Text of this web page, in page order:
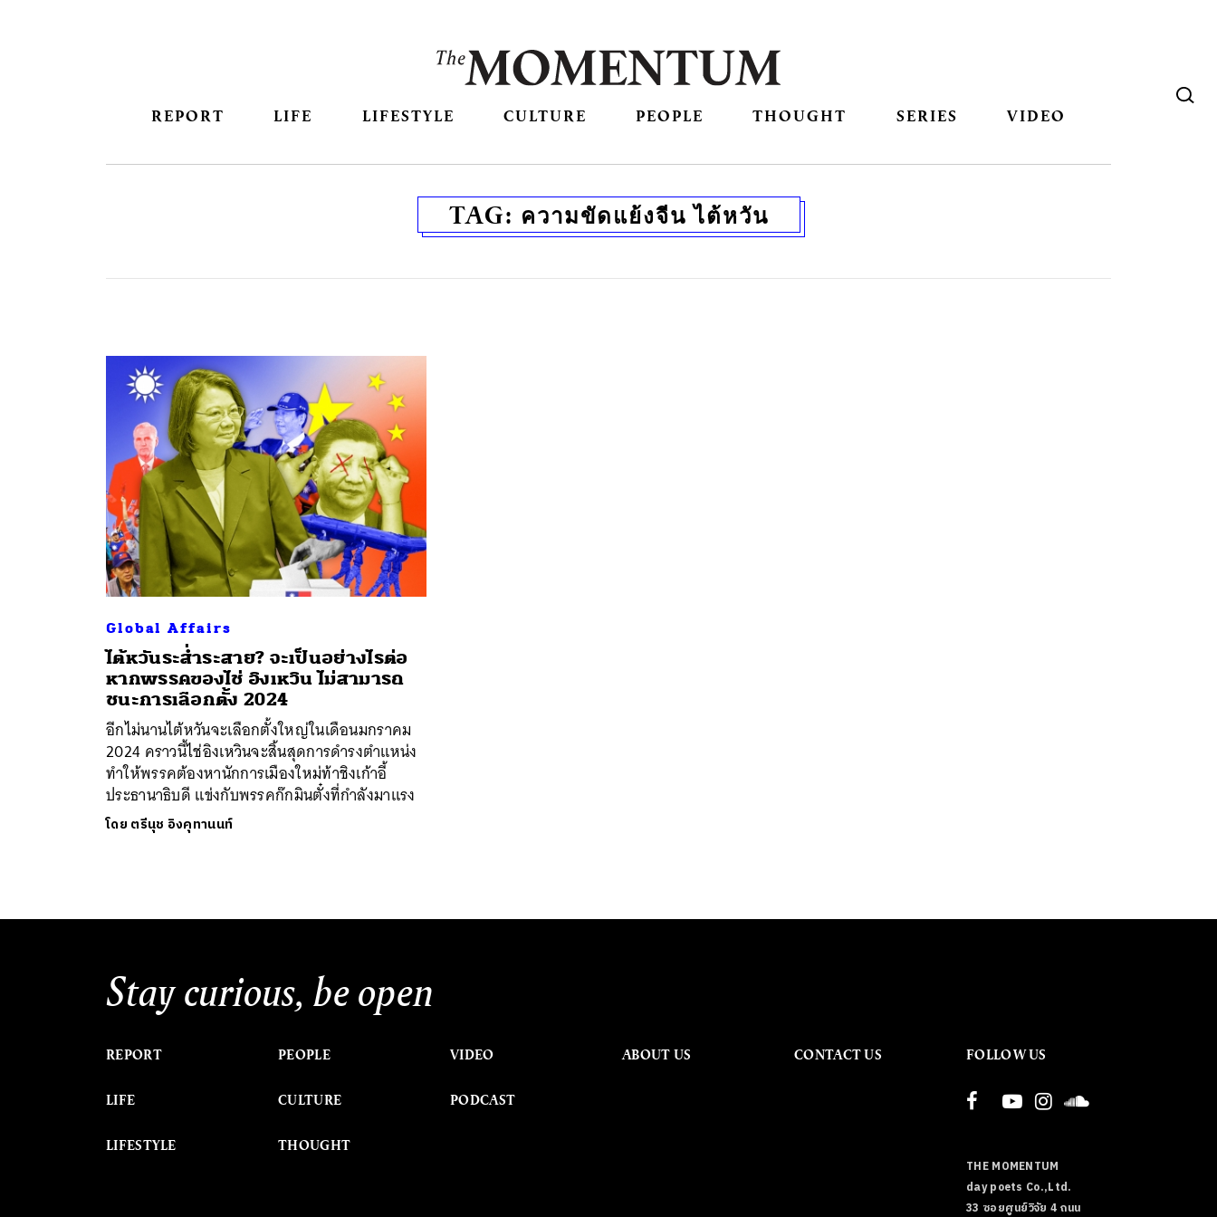
REPORT LIFE LIFESTYLE CULTURE PEOPLE THOUGHT SERIES VIDEO
TAG: ความขัดแย้งจีน ไต้หวัน
Global Affairs
ไต้หวันระส่ำระสาย? จะเป็นอย่างไรต่อ
หากพรรคของไช่ อิงเหวิน ไม่สามารถ
ชนะการเลือกตั้ง 2024
อีกไม่นานไต้หวันจะเลือกตั้งใหญ่ในเดือนมกราคม
2024 คราวนี้ไช่อิงเหวินจะสิ้นสุดการดำรงตำแหน่ง
ทำให้พรรคต้องหานักการเมืองใหม่ท้าชิงเก้าอี้
ประธานาธิบดี แข่งกับพรรคก๊กมินตั๋งที่กำลังมาแรง
โดย ตรีนุช อิงคุทานนท์
Stay curious, be open
REPORT
LIFE
LIFESTYLE
PEOPLE
CULTURE
THOUGHT
VIDEO
PODCAST
ABOUT US CONTACT US FOLLOW US
THE MOMENTUM
day poets Co.,Ltd.
33 ซอยศูนย์วิจัย 4 ถนน
ค้นหา